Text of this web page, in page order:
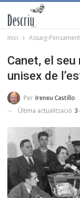
Inici Assaig-
Canet, el
unisex de
Per Ireneu Castillo
Última actualització 3